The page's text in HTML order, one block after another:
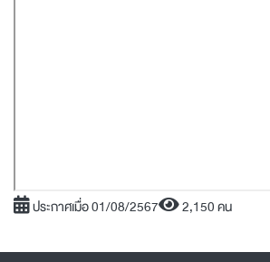
ประกาศเมื่อ 01/08/2567 2,150 คน